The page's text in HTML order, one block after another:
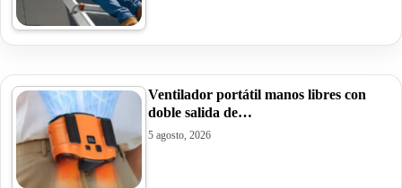
Ventilador portátil manos libres con
doble salida de…
5 agosto, 2026